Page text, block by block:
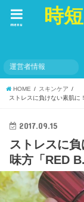
時
menu
運営者情報
HOME
スキンケア
ストレスに負けない素肌に
2017.09.15
ストレスに
味方「RED